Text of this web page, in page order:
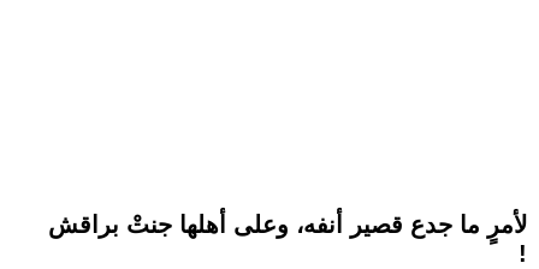
لأمرٍ ما جدع قصير أنفه، وعلى أهلها جنتْ براقش
!